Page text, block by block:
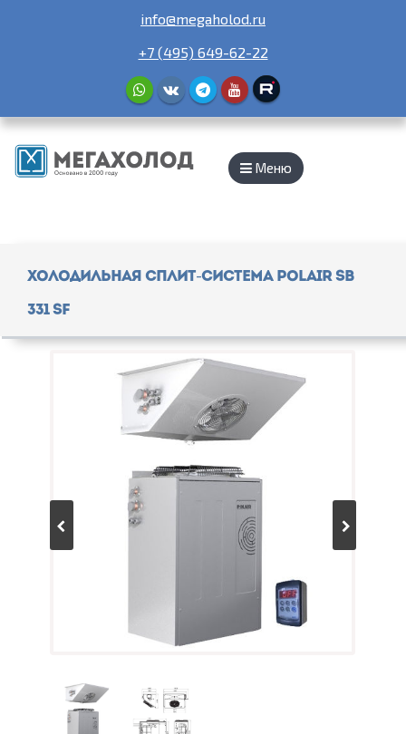
info@megaholod.ru
+7 (495) 649-62-22
Меню
Холодильная сплит-система Polair SB
331 SF